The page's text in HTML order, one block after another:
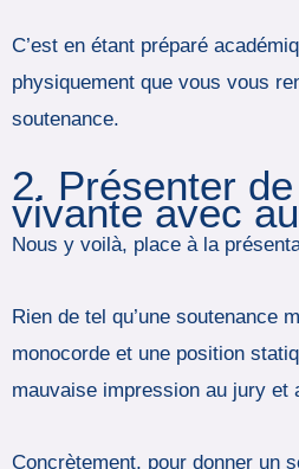
C’est en étant préparé
physiquement que vous vous
soutenance.
2. Présenter
vivante avec
Nous y voilà, place à la
Rien de tel qu’une soutenance
monocorde et une position
mauvaise impression au jury et
Concrètement, pour donner un